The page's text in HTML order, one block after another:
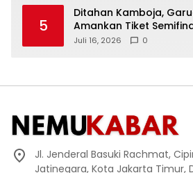
5
Ditahan Kamboja,
Amankan Tiket
2026
Juli 16, 2026 0
Jl. Jenderal Basuki Rachmat,
Jatinegara, Kota Jakarta Timur,